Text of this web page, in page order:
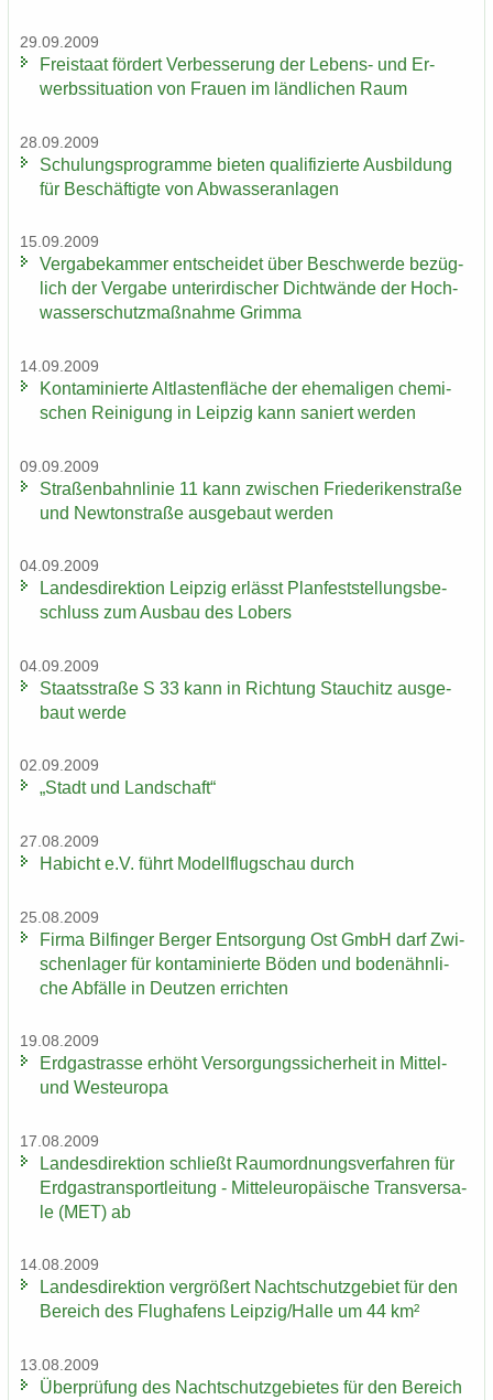
29.09.2009
Frei­staat för­dert Ver­bes­se­rung der Lebens-​ und Er­
werbs­si­tua­ti­on von Frau­en im länd­li­chen Raum
28.09.2009
Schu­lungs­pro­gram­me bie­ten qua­li­fi­zier­te Aus­bil­dung
für Be­schäf­tig­te von Ab­was­ser­an­la­gen
15.09.2009
Ver­ga­be­kam­mer ent­schei­det über Be­schwer­de be­züg­
lich der Ver­ga­be un­ter­ir­di­scher Dicht­wän­de der Hoch­
was­ser­schutz­maß­nah­me Grim­ma
14.09.2009
Kon­ta­mi­nier­te Alt­las­ten­flä­che der ehe­ma­li­gen che­mi­
schen Rei­ni­gung in Leip­zig kann sa­niert wer­den
09.09.2009
Stra­ßen­bahn­li­nie 11 kann zwi­schen Frie­de­ri­ken­stra­ße
und New­ton­stra­ße aus­ge­baut wer­den
04.09.2009
Lan­des­di­rek­ti­on Leip­zig er­lässt Plan­fest­stel­lungs­be­
schluss zum Aus­bau des Lobers
04.09.2009
Staats­stra­ße S 33 kann in Rich­tung Stau­chitz aus­ge­
baut werde
02.09.2009
„Stadt und Land­schaft“
27.08.2009
Ha­bicht e.V. führt Mo­dell­flug­schau durch
25.08.2009
Firma Bil­fin­ger Ber­ger Ent­sor­gung Ost GmbH darf Zwi­
schen­la­ger für kon­ta­mi­nier­te Böden und bo­den­ähn­li­
che Ab­fäl­le in Deut­zen er­rich­ten
19.08.2009
Erd­gas­tras­se er­höht Ver­sor­gungs­si­cher­heit in Mittel-​
und West­eu­ro­pa
17.08.2009
Lan­des­di­rek­ti­on schließt Raum­ord­nungs­ver­fah­ren für
Erd­gas­trans­port­lei­tung - Mit­tel­eu­ro­päi­sche Trans­ver­sa­
le (MET) ab
14.08.2009
Lan­des­di­rek­ti­on ver­grö­ßert Nacht­schutz­ge­biet für den
Be­reich des Flug­ha­fens Leip­zig/Halle um 44 km²
13.08.2009
Über­prü­fung des Nacht­schutz­ge­bie­tes für den Be­reich